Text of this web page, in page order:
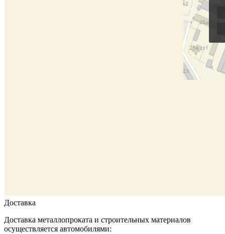
Доставка
Доставка металлопроката и строительных материалов
осуществляется автомобилями: